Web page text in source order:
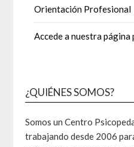
Orientación Profesional
Accede a nuestra página
¿QUIÉNES SOMOS?
Somos un Centro
trabajando desde 2006